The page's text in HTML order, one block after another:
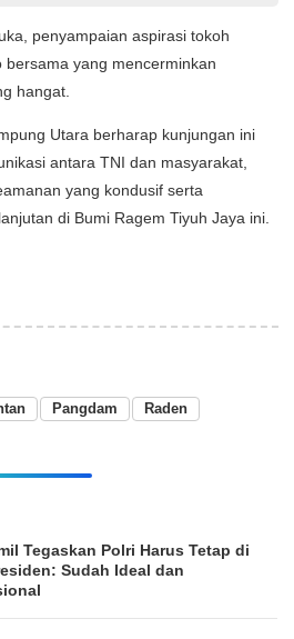
penyampaian aspirasi tokoh
yang mencerminkan
hangat.
Utara berharap kunjungan ini
antara TNI dan masyarakat,
yang kondusif serta
di Bumi Ragem Tiyuh Jaya ini.
Pangdam Raden
Tegaskan Polri Harus Tetap di
Sudah Ideal dan